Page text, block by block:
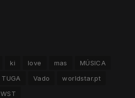
ki love mas
MÚSICA
TUGA Vado
worldstar.pt
WST